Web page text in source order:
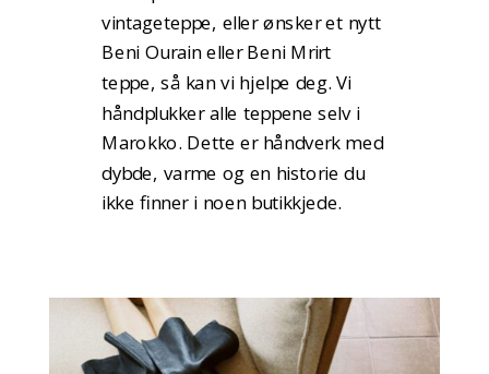
vintageteppe, eller ønsker et nytt
Beni Ourain eller Beni Mrirt
teppe, så kan vi hjelpe deg. Vi
håndplukker alle teppene selv i
Marokko. Dette er håndverk med
dybde, varme og en historie du
ikke finner i noen butikkjede.